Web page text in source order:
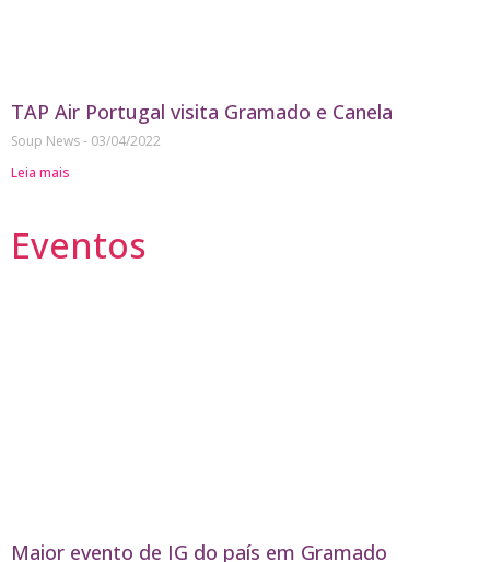
TAP Air Portugal visita Gramado e Canela
Soup News
03/04/2022
Leia mais
Eventos
Maior evento de IG do país em Gramado